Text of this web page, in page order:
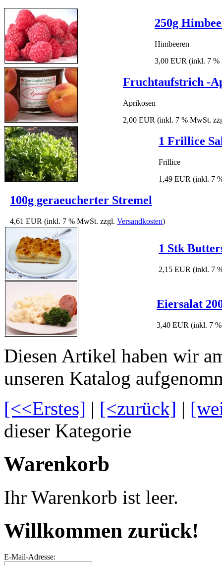
250g
Himbeeren
3,00 EUR (inkl. 7
Fruchtaufstrich -
Aprikosen
2,00 EUR (inkl. 7 % MwSt.
1 Frillice
Frillice
1,49 EUR (inkl. 7
100g geraeucherter Stremel
4,61 EUR (inkl. 7 % MwSt. zzgl. Versandkosten)
1 Stk
2,15 EUR (inkl. 7
Eiersalat
3,40 EUR (inkl. 7
Diesen Artikel haben wir
unseren Katalog
[<<Erstes] | [<zurück] |
dieser Kategorie
Warenkorb
Ihr Warenkorb ist leer.
Willkommen zurück!
E-Mail-Adresse: